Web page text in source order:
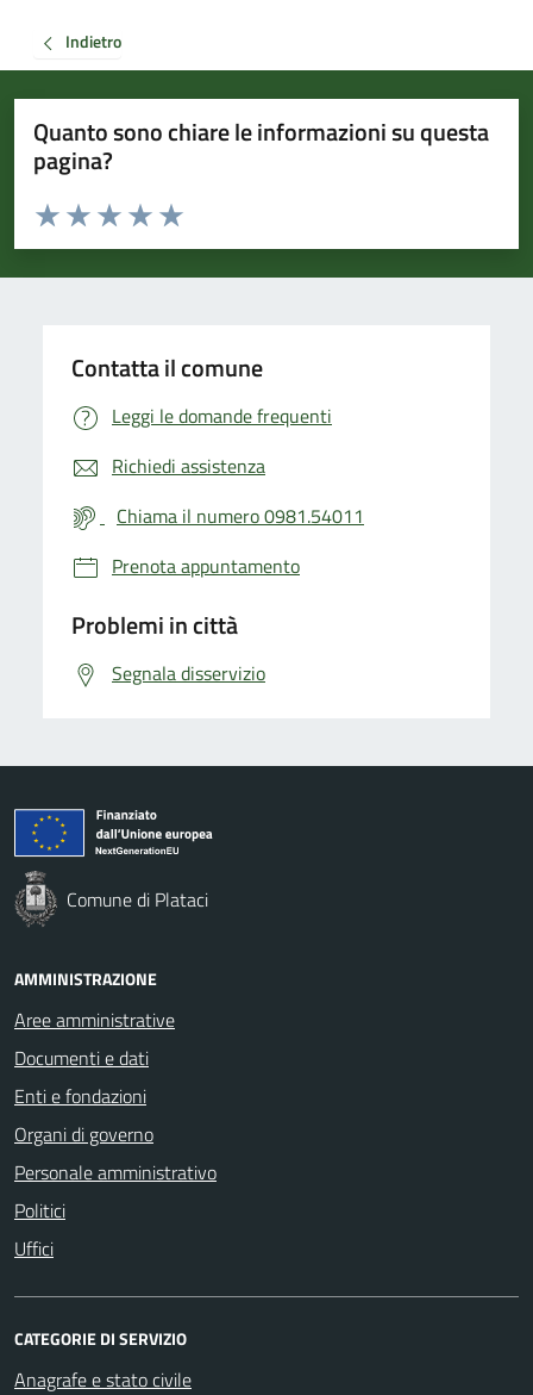
Indietro
Quanto sono chiare le informazioni su questa
pagina?
Valuta da 1 a 5 stelle la pagina
Valuta 5 stelle su 5
Valuta 4 stelle su 5
Valuta 3 stelle su 5
Valuta 2 stelle su 5
Valuta 1 stelle su 5
Contatta il comune
Leggi le domande frequenti
Richiedi assistenza
Chiama il numero 0981.54011
Prenota appuntamento
Problemi in città
Segnala disservizio
Comune di Plataci
AMMINISTRAZIONE
Aree amministrative
Documenti e dati
Enti e fondazioni
Organi di governo
Personale amministrativo
Politici
Uffici
CATEGORIE DI SERVIZIO
Anagrafe e stato civile